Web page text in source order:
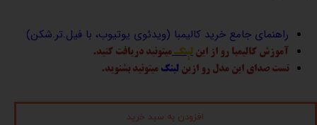
راهنمای جامع خرید کالیمبا (ویدئوی یوتیوب، با فیل.تر.شکن)
آموزش کالیمبا رو از اینلینکمیتونید دریافت کنید.
تست صدای این مدل رو ازین لینکمیتونید بشنوید.
افزودن به سبد خرید